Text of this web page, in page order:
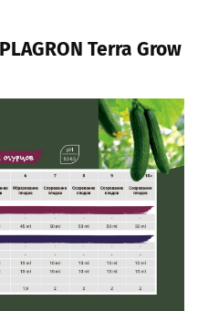
Terra Grow